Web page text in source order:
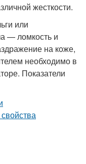
жесткости.
или
— ломкость и
на коже,
необходимо в
Показатели